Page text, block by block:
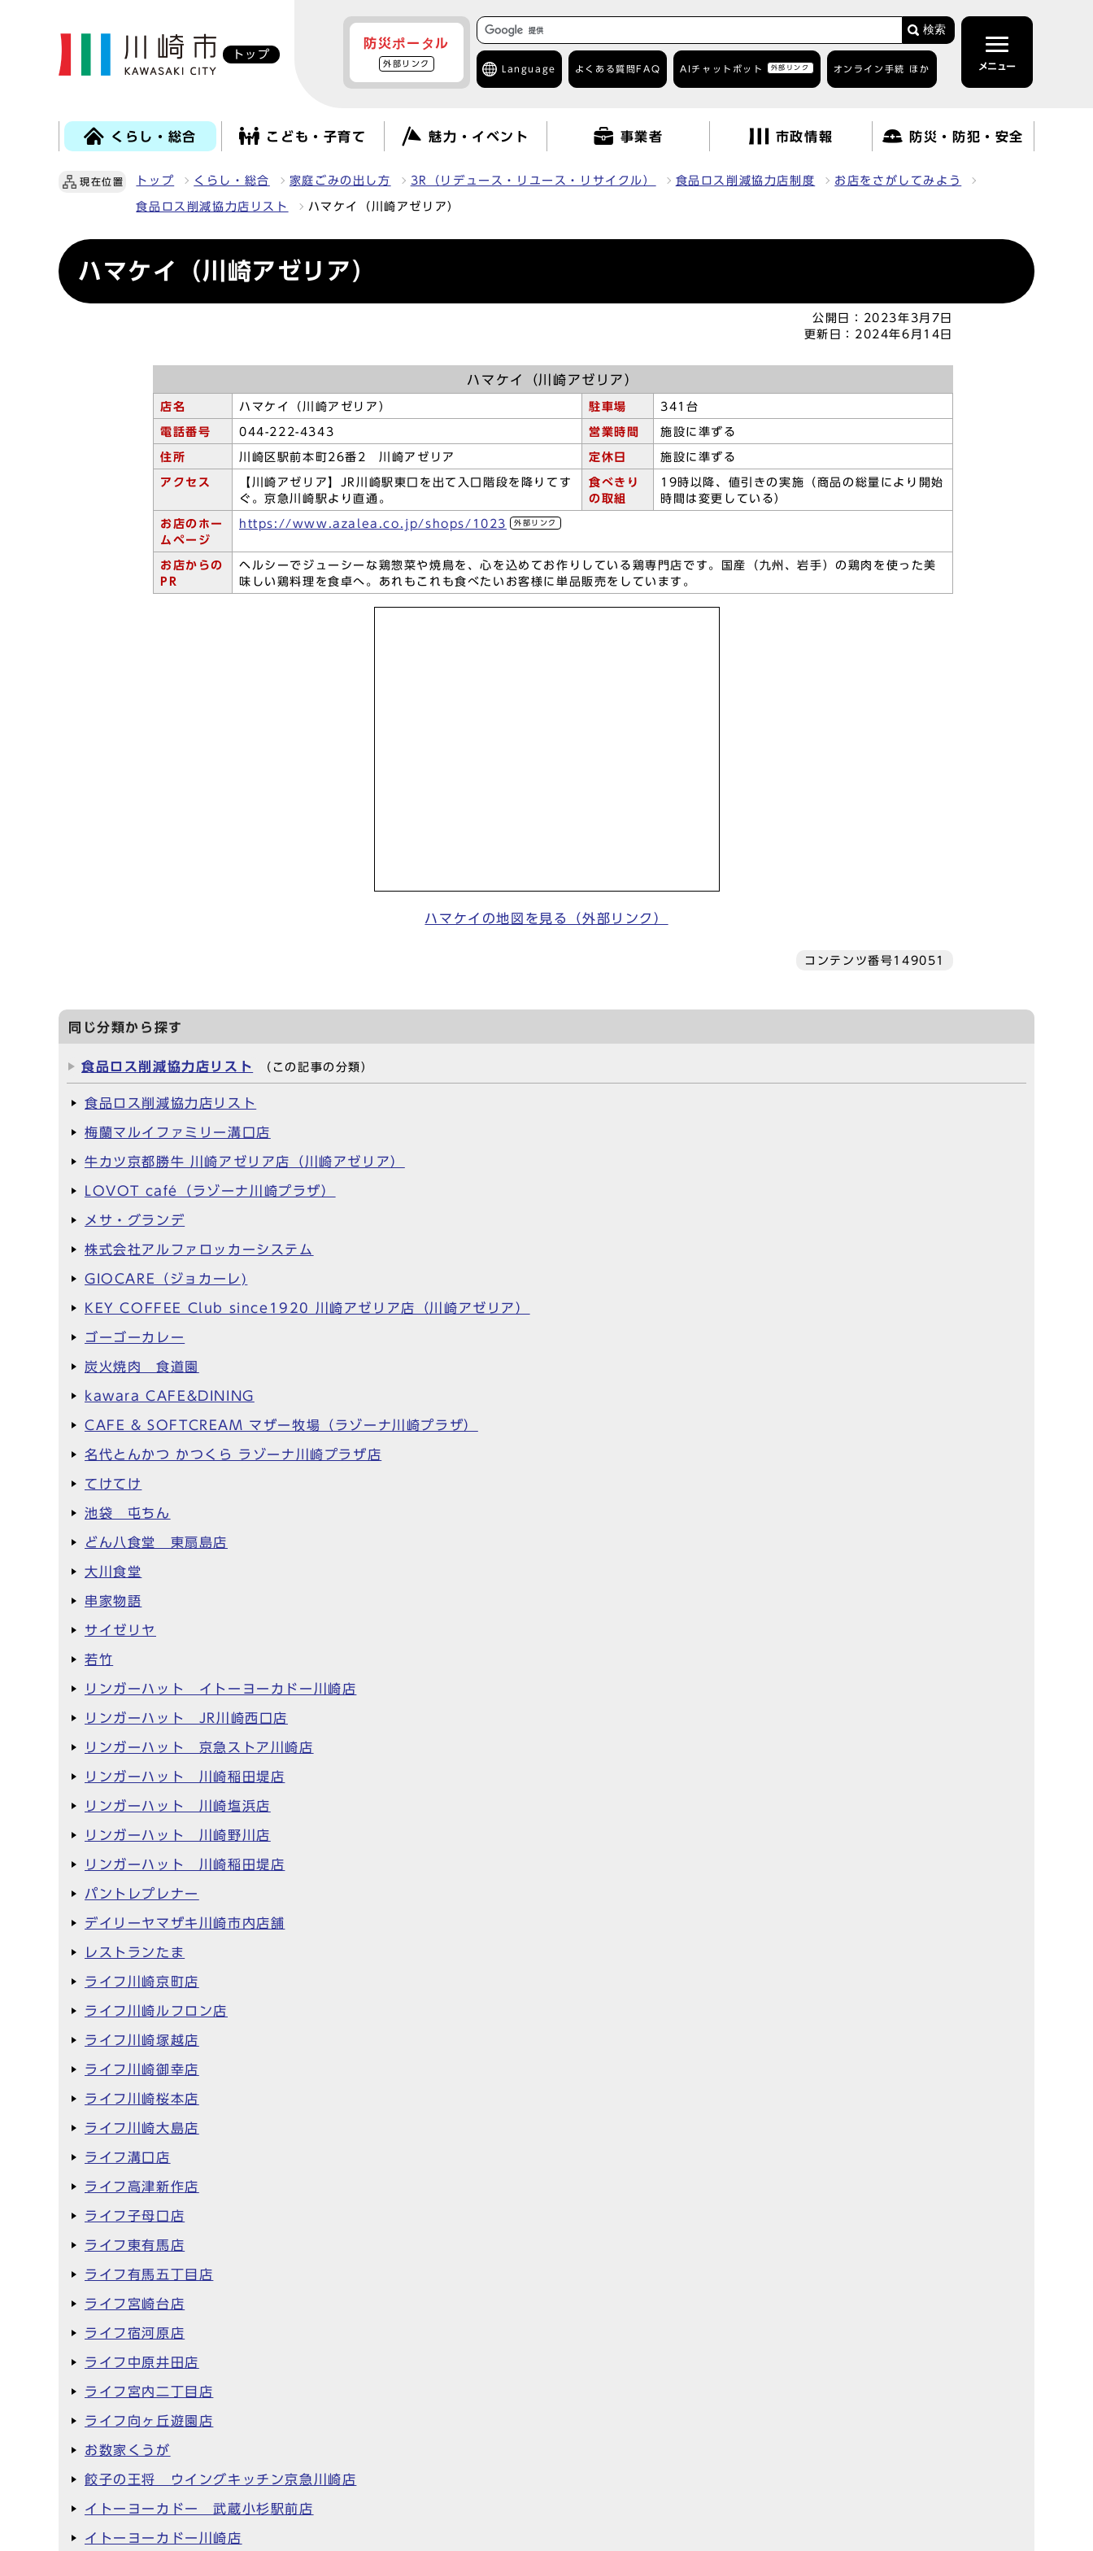
トップ
防災ポータル
外部リンク
検索
Language よくある質問 FAQ AIチャットボット 外部リンク オンライン手続 ほか メニュー
くらし・総合 こども・子育て 魅力・イベント 事業者 市政情報 防災・防犯・安全
現在位置 トップ くらし・総合 家庭ごみの出し方 3R（リデュース・リユース・リサイクル） 食品ロス削減協力店制度 お店をさがしてみよう
食品ロス削減協力店リスト ハマケイ（川崎アゼリア）
ハマケイ（川崎アゼリア）
公開日：
2023年3月7日
更新日： 2024年6月14日
ハマケイ（川崎アゼリア）
店名 ハマケイ（川崎アゼリア） 駐車場 341台
電話番号 044-222-4343 営業時間 施設に準ずる
住所 川崎区駅前本町26番2 川崎アゼリア 定休日 施設に準ずる
アクセス
【川崎アゼリア】JR川崎駅東口を出て入口階段を降りてす
ぐ。京急川崎駅より直通。
食べきり
の取組
19時以降、値引きの実施（商品の総量により開始
時間は変更している）
お店のホー
ムページ
https://www.azalea.co.jp/shops/1023 外部リンク
お店からの
PR
ヘルシーでジューシーな鶏惣菜や焼鳥を、心を込めてお作りしている鶏専門店です。国産（九州、岩手）の鶏肉を使った美
味しい鶏料理を食卓へ。あれもこれも食べたいお客様に単品販売をしています。
ハマケイの地図を見る（外部リンク）
コンテンツ番号149051
同じ分類から探す
食品ロス削減協力店リスト （この記事の分類）
食品ロス削減協力店リスト
梅蘭マルイファミリー溝口店
牛カツ京都勝牛 川崎アゼリア店（川崎アゼリア）
LOVOT café（ラゾーナ川崎プラザ）
メサ・グランデ
株式会社アルファロッカーシステム
GIOCARE（ジョカーレ)
KEY COFFEE Club since1920 川崎アゼリア店（川崎アゼリア）
ゴーゴーカレー
炭火焼肉 食道園
kawara CAFE&DINING
CAFE & SOFTCREAM マザー牧場（ラゾーナ川崎プラザ）
名代とんかつ かつくら ラゾーナ川崎プラザ店
てけてけ
池袋 屯ちん
どん八食堂 東扇島店
大川食堂
串家物語
サイゼリヤ
若竹
リンガーハット イトーヨーカドー川崎店
リンガーハット JR川崎西口店
リンガーハット 京急ストア川崎店
リンガーハット 川崎稲田堤店
リンガーハット 川崎塩浜店
リンガーハット 川崎野川店
リンガーハット 川崎稲田堤店
パントレプレナー
デイリーヤマザキ川崎市内店舗
レストランたま
ライフ川崎京町店
ライフ川崎ルフロン店
ライフ川崎塚越店
ライフ川崎御幸店
ライフ川崎桜本店
ライフ川崎大島店
ライフ溝口店
ライフ高津新作店
ライフ子母口店
ライフ東有馬店
ライフ有馬五丁目店
ライフ宮崎台店
ライフ宿河原店
ライフ中原井田店
ライフ宮内二丁目店
ライフ向ヶ丘遊園店
お数家くうが
餃子の王将 ウイングキッチン京急川崎店
イトーヨーカドー 武蔵小杉駅前店
イトーヨーカドー川崎店